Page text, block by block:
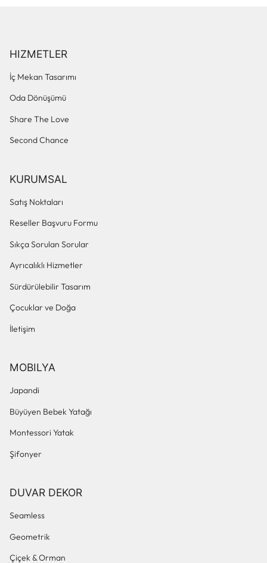
HIZMETLER
İç Mekan Tasarımı
Oda Dönüşümü
Share The Love
Second Chance
KURUMSAL
Satış Noktaları
Reseller Başvuru Formu
Sıkça Sorulan Sorular
Ayrıcalıklı Hizmetler
Sürdürülebilir Tasarım
Çocuklar ve Doğa
İletişim
MOBILYA
Japandi
Büyüyen Bebek Yatağı
Montessori Yatak
Şifonyer
DUVAR DEKOR
Seamless
Geometrik
Çiçek & Orman